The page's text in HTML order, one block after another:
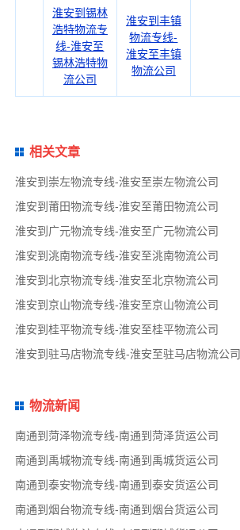
淮安到锡林
浩特物流专
线-淮安至
锡林浩特物
流公司
淮安到丰镇
物流专线-
淮安至丰镇
物流公司
相关文章
淮安到崇左物流专线-淮安至崇左物流公司
淮安到莆田物流专线-淮安至莆田物流公司
淮安到广元物流专线-淮安至广元物流公司
淮安到洮南物流专线-淮安至洮南物流公司
淮安到北京物流专线-淮安至北京物流公司
淮安到京山物流专线-淮安至京山物流公司
淮安到桂平物流专线-淮安至桂平物流公司
淮安到驻马店物流专线-淮安至驻马店物流公司
物流新闻
南通到菏泽物流专线-南通到菏泽货运公司
南通到禹城物流专线-南通到禹城货运公司
南通到泰安物流专线-南通到泰安货运公司
南通到烟台物流专线-南通到烟台货运公司